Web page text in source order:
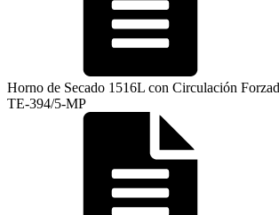
Horno de Secado 1516L con Circulación
TE-394/5-MP